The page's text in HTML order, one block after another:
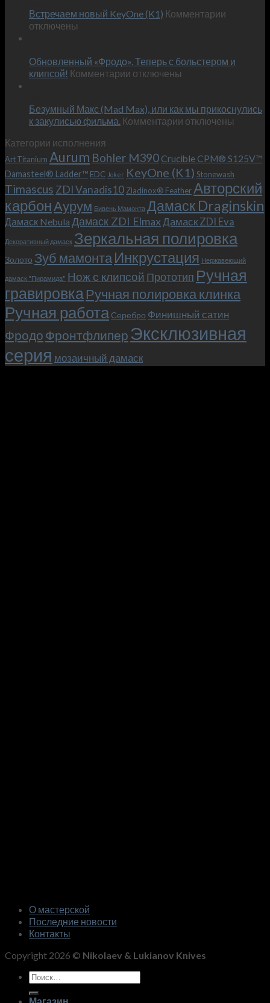
нож
–
и
Встречаем новый KeyOne (K1) Комментарии
KeyOne
отключены
Обновленный «Фродо». Теперь с больстером и
клипсой! Комментарии к
«Фродо».
Теперь
и
клипсой!
отключены
Безумный Макс (Mad Max), или как мы прикоснулись
к закулисью фильма. Комментарии к
Макс
(Mad
Max),
или
как
мы
прикоснулись
к
фильма.
отключены
Категории исполнения
Art Titanium Aurum Bohler M390Crucible CPM® S125V™
Damasteel® Ladder™ EDC Joker KeyOne (K1) Stonewash
Timascus ZDI Vanadis10 Zladinox® FeatherАвторский
карбонАурум Бивень Мамонта Дамаск Draginskin
Дамаск Nebula Дамаск ZDI ElmaxДамаск ZDI Eva
Декоративный дамаск Зеркальная полировка
Золото Зуб мамонтаИнкрустация Нержавеющий
дамаск "Пирамида" Нож с клипсой Прототип Ручная
гравировкаРучная полировка клинка
Ручная работа Серебро Финишный сатин
Фродо Фронтфлипер Эксклюзивная
серия мозаичный дамаск
О мастерской
Последние новости
Контакты
Copyright 2026 © Nikolaev & Lukianov Knives
Искать: